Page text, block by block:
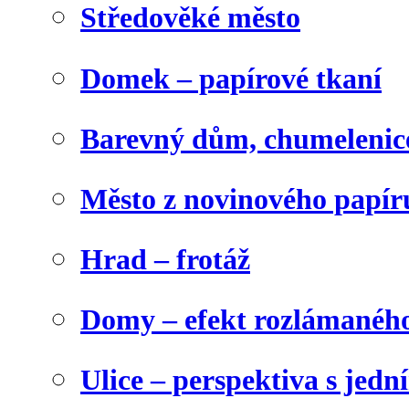
Středověké město
Domek – papírové tkaní
Barevný dům,
Město z novinového
Hrad – frotáž
Domy – efekt
Ulice – perspektiva s